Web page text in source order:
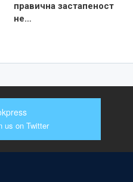
правична застапеност
не…
us on Twitter